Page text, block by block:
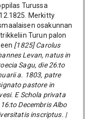
Turussa
Merkitty
osakunnan
Turun palon
[1825] Carolus
Levan, natus in
Sagu, die 26:to
a. 1803, patre
pastore in
E Schola privata
Decembris Albo
inscriptus. |